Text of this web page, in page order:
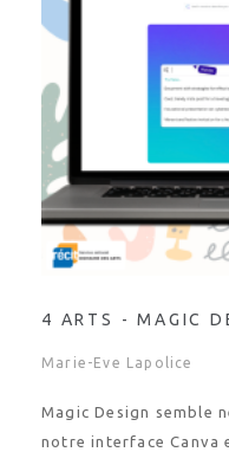
4 ARTS - MAGIC
Marie-Eve Lapolice
Magic Design semble
notre interface Canva